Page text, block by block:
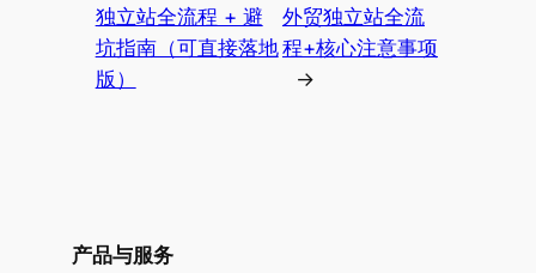
独立站全流程 + 避
坑指南（可直接落地
版）
外贸独立站全流
程+核心注意事项
→
产品与服务